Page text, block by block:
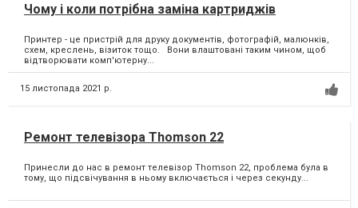
Чому і коли потрібна заміна картриджів
Принтер - це пристрій для друку документів, фотографій, малюнків,
схем, креслень, візиток тощо. Вони влаштовані таким чином, щоб
відтворювати комп'ютерну...
15 листопада 2021 р.
Ремонт телевізора Thomson 22
Принесли до нас в ремонт телевізор Thomson 22, проблема була в
тому, що підсвічування в ньому включається і через секунду...